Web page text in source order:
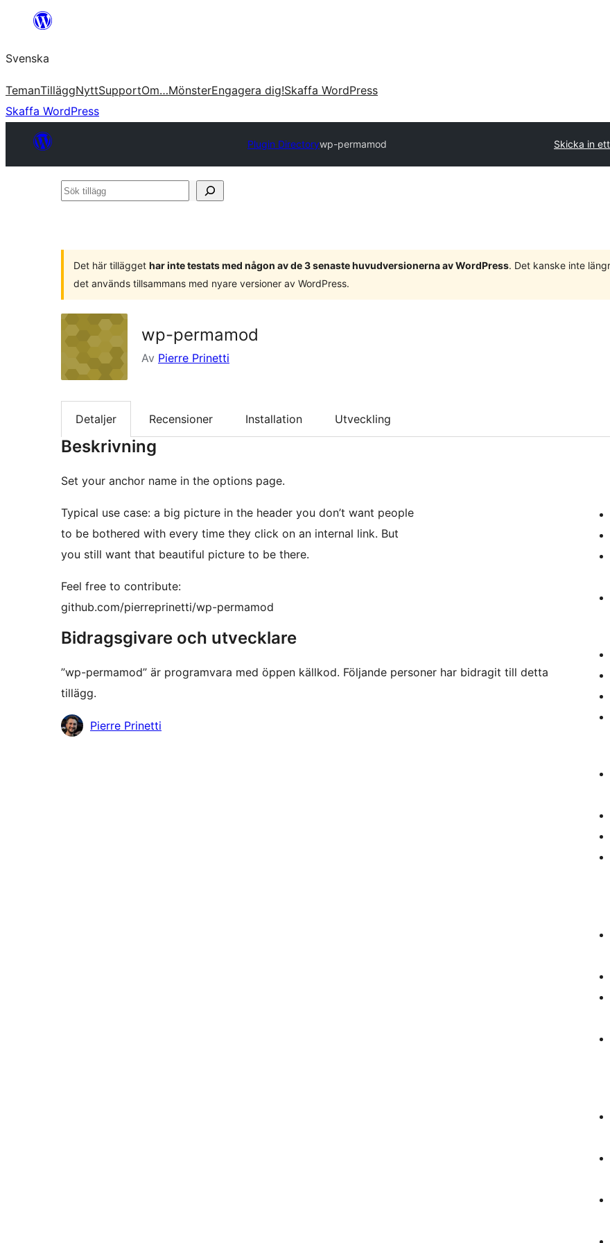
Hoppa
innehåll
Svenska
TemanTilläggNyttSupportOm…MönsterEngagera dig!Skaffa WordPress
Skaffa WordPress
Plugin Directorywp-permamod Skicka in
Sök
Det här tillägget har inte testats med någon av de 3 senaste huvudversionerna av WordPress. Det kanske inte
det används tillsammans med nyare versioner av WordPress.
wp-permamod
Av Pierre Prinetti
Detaljer Recensioner Installation Utveckling
Beskrivning
Set your anchor name in the options page.
Typical use case: a big picture in the header you don’t want people
to be bothered with every time they click on an internal link. But
you still want that beautiful picture to be there.
Feel free to contribute:
github.com/pierreprinetti/wp-permamod
Bidragsgivare och utvecklare
”wp-permamod” är programvara med öppen källkod. Följande personer har bidragit till detta
tillägg.
BidragandePierre Prinetti